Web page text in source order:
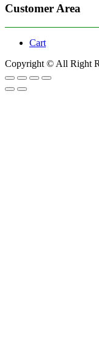
Customer Area
Cart
Copyright © All Right